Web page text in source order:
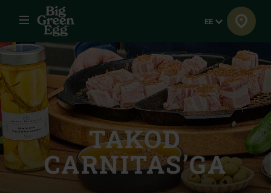
Menüü Keel
EE
TAKOD
CARNITAS’GA